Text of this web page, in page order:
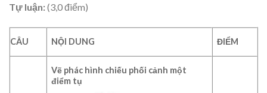
Tự luận:(3,0 điểm)
CÂU NỘI DUNG ĐIỂM
Vẽ phác hình chiếu phối cảnh một
điểm tụ